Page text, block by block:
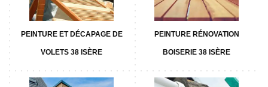
PEINTURE ET DÉCAPAGE DE
VOLETS 38 ISÈRE
PEINTURE RÉNOVATION
BOISERIE 38 ISÈRE